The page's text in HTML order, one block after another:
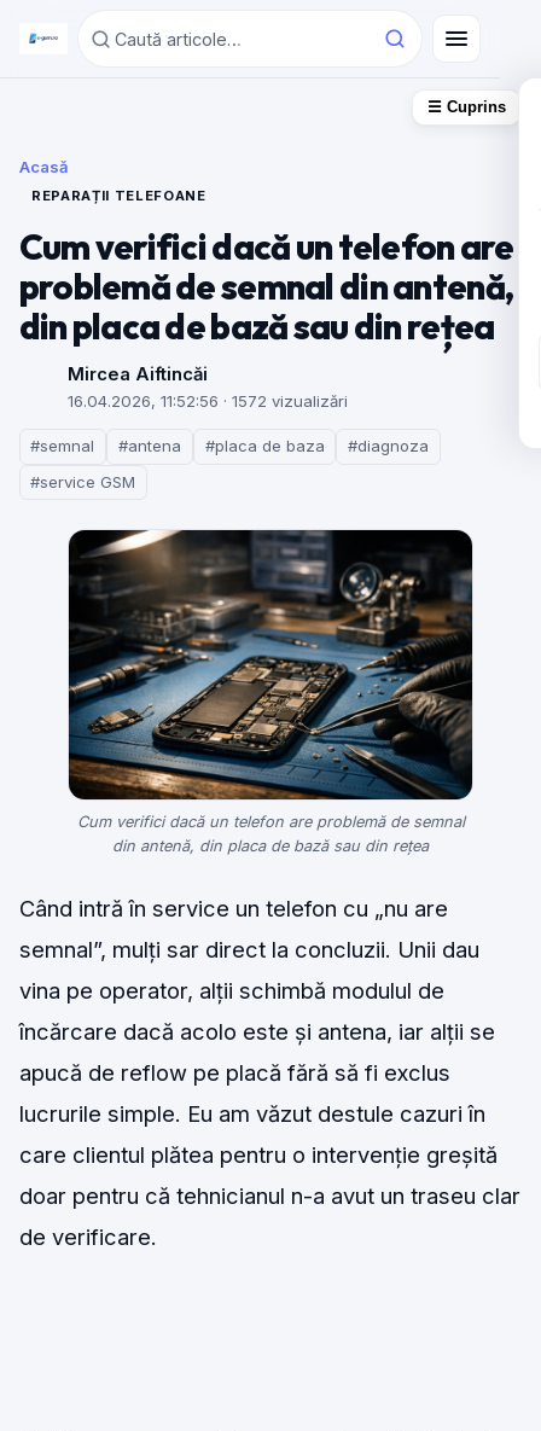
☰ Cuprins
Acasă
REPARAȚII TELEFOANE
Cum verifici dacă un telefon are
problemă de semnal din antenă,
din placa de bază sau din rețea
Mircea Aiftincăi
16.04.2026, 11:52:56 · 1572 vizualizări
#semnal #antena #placa de baza
#diagnoza
#service GSM
Cum verifici dacă un telefon are problemă de semnal
din antenă, din placa de bază sau din rețea
Când intră în service un telefon cu „nu are
semnal”, mulți sar direct la concluzii. Unii dau
vina pe operator, alții schimbă modulul de
încărcare dacă acolo este și antena, iar alții se
apucă de reflow pe placă fără să fi exclus
lucrurile simple. Eu am văzut destule cazuri în
care clientul plătea pentru o intervenție greșită
doar pentru că tehnicianul n-a avut un traseu clar
de verificare.